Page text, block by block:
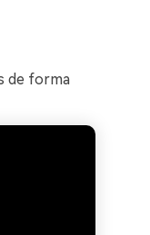
de forma